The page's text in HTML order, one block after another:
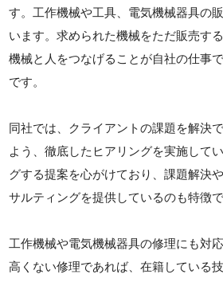
す。工作機械や工具、電気機械器具の
います。求められた機械をただ販売す
機械と人をつなげることが自社の仕事
です。
同社では、クライアントの課題を解決
よう、徹底したヒアリングを実施して
グする提案を心がけており、課題解決
サルティングを提供しているのも特徴で
工作機械や電気機械器具の修理にも対
高くない修理であれば、在籍している